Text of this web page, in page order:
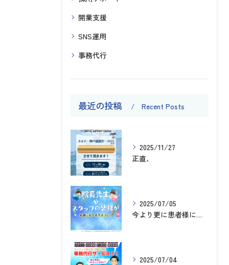
開業支援
SNS運用
事務代行
最近の投稿 Recent Posts
2025/11/27
正直、
2025/07/05
今より更に患者様に向き合うために
2025/07/04